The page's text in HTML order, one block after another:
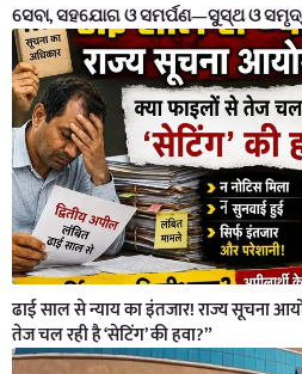
ସେବା, ସହଯୋଗ ଓ ସମର୍ପଣ—ସୁସ୍ଥ ଓ
ढाई साल से न्याय का इंतजार! राज्य सूचना
तेज चल रही है ‘सेटिंग’ की हवा?”